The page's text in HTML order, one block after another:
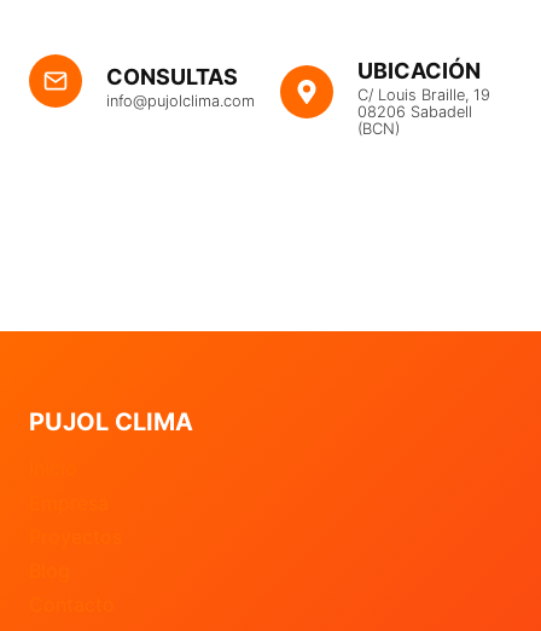
CONSULTAS
info@pujolclima.com
UBICACIÓN
C/ Louis Braille, 19
08206 Sabadell
(BCN)
PUJOL CLIMA